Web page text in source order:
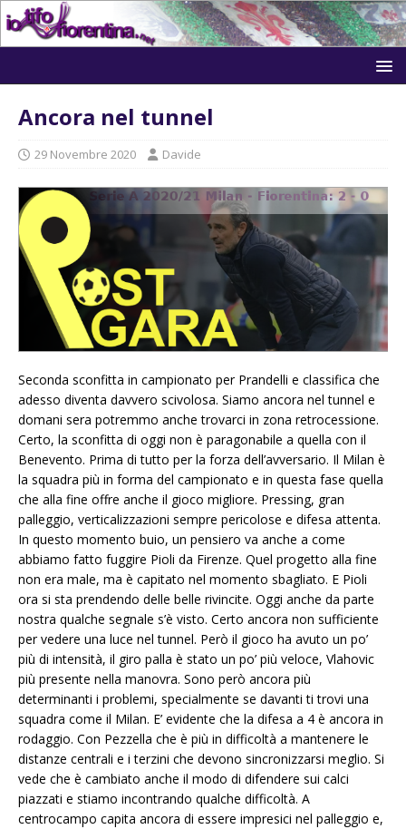
Ancora nel tunnel
29 Novembre 2020 Davide
Seconda sconfitta in campionato per Prandelli e classifica che
adesso diventa davvero scivolosa. Siamo ancora nel tunnel e
domani sera potremmo anche trovarci in zona retrocessione.
Certo, la sconfitta di oggi non è paragonabile a quella con il
Benevento. Prima di tutto per la forza dell’avversario. Il Milan è
la squadra più in forma del campionato e in questa fase quella
che alla fine offre anche il gioco migliore. Pressing, gran
palleggio, verticalizzazioni sempre pericolose e difesa attenta.
In questo momento buio, un pensiero va anche a come
abbiamo fatto fuggire Pioli da Firenze. Quel progetto alla fine
non era male, ma è capitato nel momento sbagliato. E Pioli
ora si sta prendendo delle belle rivincite. Oggi anche da parte
nostra qualche segnale s’è visto. Certo ancora non sufficiente
per vedere una luce nel tunnel. Però il gioco ha avuto un po’
più di intensità, il giro palla è stato un po’ più veloce, Vlahovic
più presente nella manovra. Sono però ancora più
determinanti i problemi, specialmente se davanti ti trovi una
squadra come il Milan. E’ evidente che la difesa a 4 è ancora in
rodaggio. Con Pezzella che è più in difficoltà a mantenere le
distanze centrali e i terzini che devono sincronizzarsi meglio. Si
vede che è cambiato anche il modo di difendere sui calci
piazzati e stiamo incontrando qualche difficoltà. A
centrocampo capita ancora di essere impresici nel palleggio e,